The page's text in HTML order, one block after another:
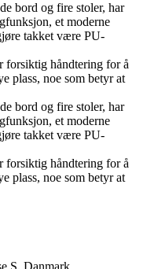
bord og fire stoler, har
et moderne
takket være PU-
forsiktig håndtering for å
plass, noe som betyr at
bord og fire stoler, har
et moderne
takket være PU-
forsiktig håndtering for å
plass, noe som betyr at